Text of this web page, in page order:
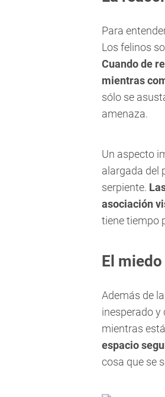
Para
Los felinos
Cuando de
mientras
sólo se
amenaza.
Un aspecto
alargada del
serpiente.
asociación
tiene tiempo
El
Además de
inesperado y
mientras
espacio
cosa que se